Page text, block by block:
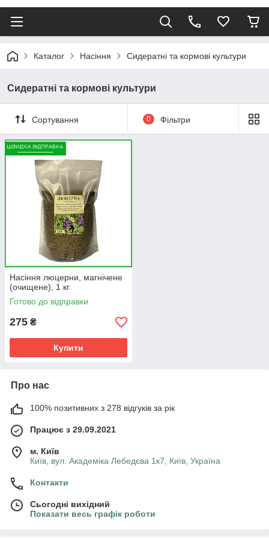
Каталог Насіння Сидератні та кормові культури
Сидератні та кормові культури
Сортування 0 Фільтри
Насіння люцерни, магнічене
(очищене), 1 кг
Готово до відправки
275 ₴
Купити
Про нас
100% позитивних з 278 відгуків за рік
Працює з 29.09.2021
м. Київ
Київ, вул. Академіка Лебедєва 1к7, Київ, Україна
Контакти
Сьогодні вихідний
Показати весь графік роботи